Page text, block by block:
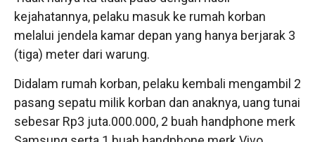
kejahatannya, pelaku masuk ke rumah korban
melalui jendela kamar depan yang hanya berjarak 3
(tiga) meter dari warung.
Didalam rumah korban, pelaku kembali mengambil 2
pasang sepatu milik korban dan anaknya, uang tunai
sebesar Rp3 juta.000.000, 2 buah handphone merk